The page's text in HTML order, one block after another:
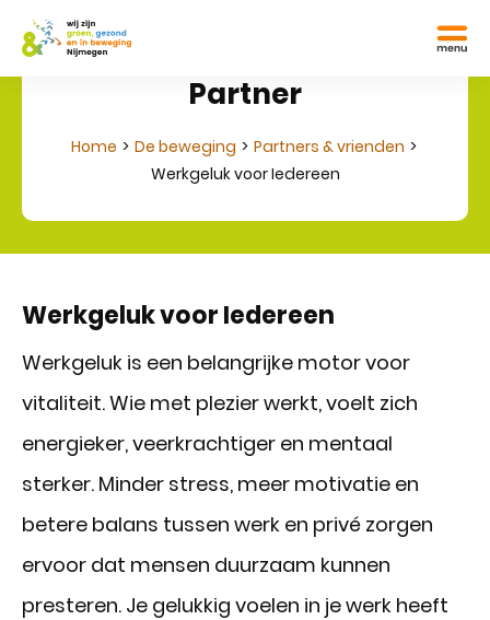
Partner
Home De beweging
Partners & vrienden
Werkgeluk voor Iedereen
Werkgeluk voor Iedereen
Werkgeluk is een belangrijke motor voor
vitaliteit. Wie met plezier werkt, voelt zich
energieker, veerkrachtiger en mentaal
sterker. Minder stress, meer motivatie en
betere balans tussen werk en privé zorgen
ervoor dat mensen duurzaam kunnen
presteren. Je gelukkig voelen in je werk heeft